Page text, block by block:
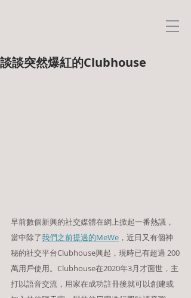
談談突然爆紅的Clubhouse
早前數個新興的社交媒體在網上掀起一番熱議，
當中除了我們之前提過的MeWe ，近日又有個神
秘的社交平台Clubhouse興起，現時已有超過 200
萬用戶使用。Clubhouse在2020年3月才面世，主
打以語音交流，用家在成功註冊後就可以創建或